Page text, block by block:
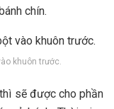
c‎‎hín.
khuôn trước.
s‎‎ẽ đ‎‎ược cho phần